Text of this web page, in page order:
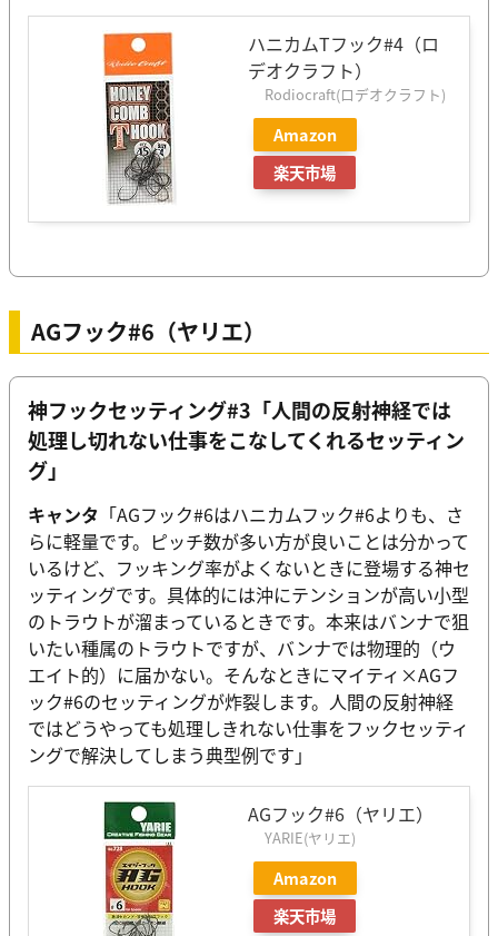
ハニカムTフック#4（ロ
デオクラフト）
Rodiocraft(ロデオクラフト)
Amazon
楽天市場
AGフック#6（ヤリエ）
神フックセッティング#3「人間の反射神経では
処理し切れない仕事をこなしてくれるセッティン
グ」
キャンタ 「AGフック#6はハニカムフック#6よりも、さ
らに軽量です。ピッチ数が多い方が良いことは分かって
いるけど、フッキング率がよくないときに登場する神セ
ッティングです。具体的には沖にテンションが高い小型
のトラウトが溜まっているときです。本来はバンナで狙
いたい種属のトラウトですが、バンナでは物理的（ウ
エイト的）に届かない。そんなときにマイティ×AGフ
ック#6のセッティングが炸裂します。人間の反射神経
ではどうやっても処理しきれない仕事をフックセッティ
ングで解決してしまう典型例です」
AGフック#6（ヤリエ）
YARIE(ヤリエ)
Amazon
楽天市場